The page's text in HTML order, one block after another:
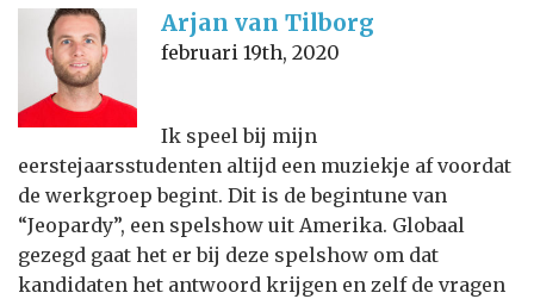
Arjan van Tilborg
februari 19th, 2020
Ik speel bij mijn
eerstejaarsstudenten altijd een muziekje af voordat
de werkgroep begint. Dit is de begintune van
“Jeopardy”, een spelshow uit Amerika. Globaal
gezegd gaat het er bij deze spelshow om dat
kandidaten het antwoord krijgen en zelf de vragen